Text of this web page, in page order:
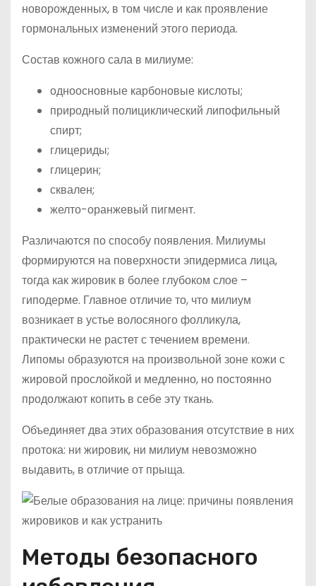
новорожденных, в том числе и как проявление
гормональных изменений этого периода.
Состав кожного сала в милиуме:
одноосновные карбоновые кислоты;
природный полициклический липофильный
спирт;
глицериды;
глицерин;
сквален;
желто-оранжевый пигмент.
Различаются по способу появления. Милиумы
формируются на поверхности эпидермиса лица,
тогда как жировик в более глубоком слое –
гиподерме. Главное отличие то, что милиум
возникает в устье волосяного фолликула,
практически не растет с течением времени.
Липомы образуются на произвольной зоне кожи с
жировой прослойкой и медленно, но постоянно
продолжают копить в себе эту ткань.
Объединяет два этих образования отсутствие в них
протока: ни жировик, ни милиум невозможно
выдавить, в отличие от прыща.
Методы безопасного